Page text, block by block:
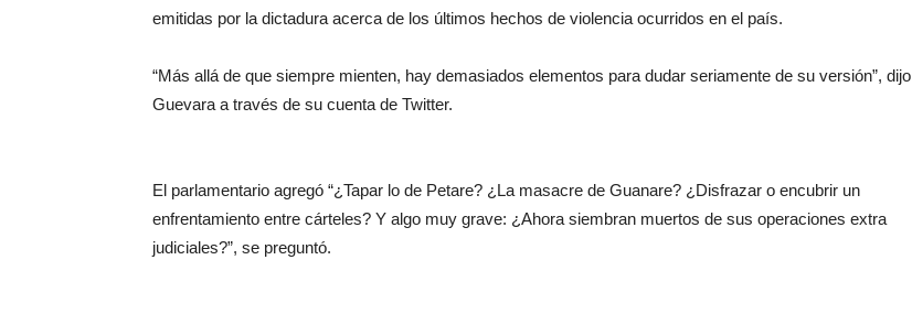
emitidas por la dictadura acerca de los últimos hechos de violencia ocurridos en el país.
“Más allá de que siempre mienten, hay demasiados elementos para dudar seriamente de su versión”, dijo
Guevara a través de su cuenta de Twitter.
El parlamentario agregó “¿Tapar lo de Petare? ¿La masacre de Guanare? ¿Disfrazar o encubrir un
enfrentamiento entre cárteles? Y algo muy grave: ¿Ahora siembran muertos de sus operaciones extra
judiciales?”, se preguntó.